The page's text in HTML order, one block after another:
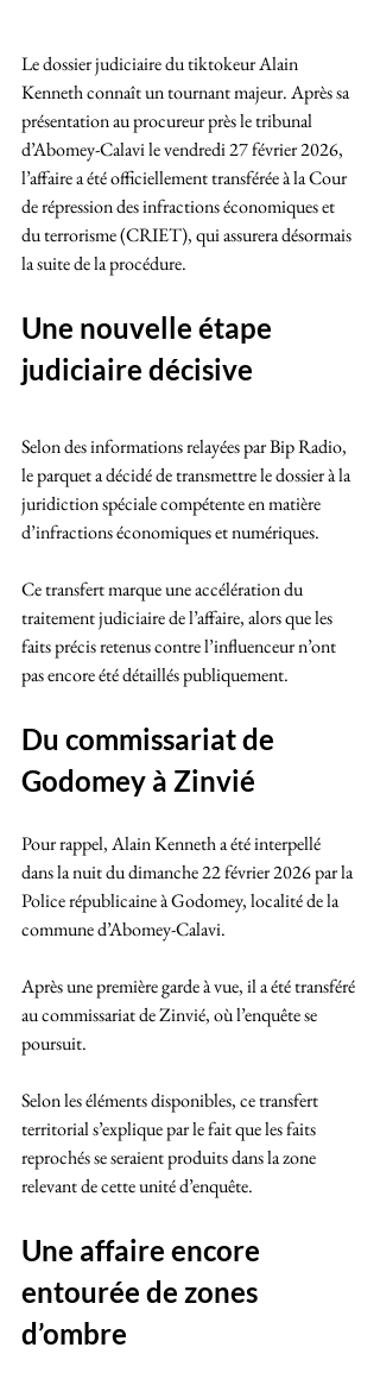
Le dossier judiciaire du tiktokeur Alain
Kenneth connaît un tournant majeur. Après sa
présentation au procureur près le tribunal
d’Abomey-Calavi le vendredi 27 février 2026,
l’affaire a été officiellement transférée à la Cour
de répression des infractions économiques et
du terrorisme (CRIET), qui assurera désormais
la suite de la procédure.
Une nouvelle étape
judiciaire décisive
Selon des informations relayées par Bip Radio,
le parquet a décidé de transmettre le dossier à la
juridiction spéciale compétente en matière
d’infractions économiques et numériques.
Ce transfert marque une accélération du
traitement judiciaire de l’affaire, alors que les
faits précis retenus contre l’influenceur n’ont
pas encore été détaillés publiquement.
Du commissariat de
Godomey à Zinvié
Pour rappel, Alain Kenneth a été interpellé
dans la nuit du dimanche 22 février 2026 par la
Police républicaine à Godomey, localité de la
commune d’Abomey-Calavi.
Après une première garde à vue, il a été transféré
au commissariat de Zinvié, où l’enquête se
poursuit.
Selon les éléments disponibles, ce transfert
territorial s’explique par le fait que les faits
reprochés se seraient produits dans la zone
relevant de cette unité d’enquête.
Une affaire encore
entourée de zones
d’ombre